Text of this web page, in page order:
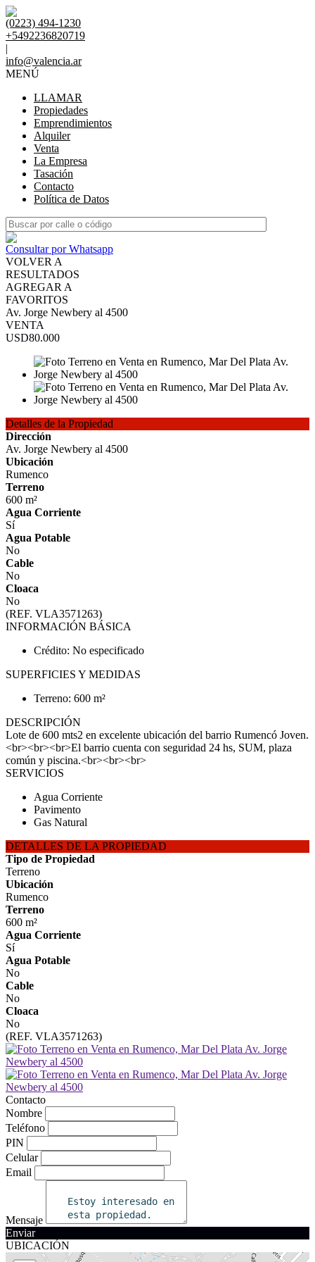
(0223) 494-1230
+5492236820719
|
info@valencia.ar
MENÚ
LLAMAR
Propiedades
Emprendimientos
Alquiler
Venta
La Empresa
Tasación
Contacto
Política de Datos
Consultar por Whatsapp
VOLVER A
RESULTADOS
AGREGAR A
FAVORITOS
Av. Jorge Newbery al 4500
VENTA
USD80.000
Detalles de la Propiedad
Dirección
Av. Jorge Newbery al 4500
Ubicación
Rumenco
Terreno
600 m²
Agua Corriente
Sí
Agua Potable
No
Cable
No
Cloaca
No
(REF. VLA3571263)
INFORMACIÓN BÁSICA
Crédito: No especificado
SUPERFICIES Y MEDIDAS
Terreno: 600 m²
DESCRIPCIÓN
Lote de 600 mts2 en excelente ubicación del barrio Rumencó Joven.
<br><br><br>El barrio cuenta con seguridad 24 hs, SUM, plaza
común y piscina.<br><br><br>
SERVICIOS
Agua Corriente
Pavimento
Gas Natural
DETALLES DE LA PROPIEDAD
Tipo de Propiedad
Terreno
Ubicación
Rumenco
Terreno
600 m²
Agua Corriente
Sí
Agua Potable
No
Cable
No
Cloaca
No
(REF. VLA3571263)
Contacto
Nombre
Teléfono
PIN
Celular
Email
Mensaje
Enviar
UBICACIÓN